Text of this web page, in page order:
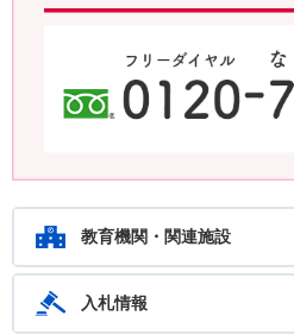
ます。フリーダイヤル：0120-783-574
教育機関・関連施設
入札情報